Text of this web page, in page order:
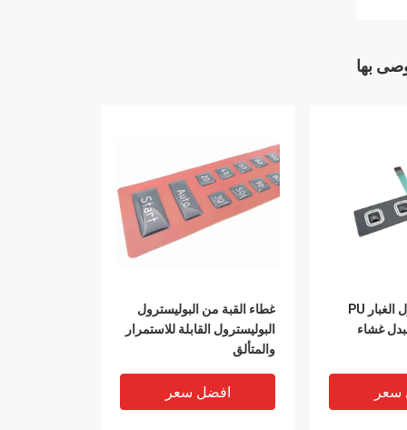
بها
غطاء القبة من البوليسترول
البوليسترول القابلة للاستمرار
والمتألق
افضل سعر
عازل المياه عازل الغبار PU
غشاء
سعر